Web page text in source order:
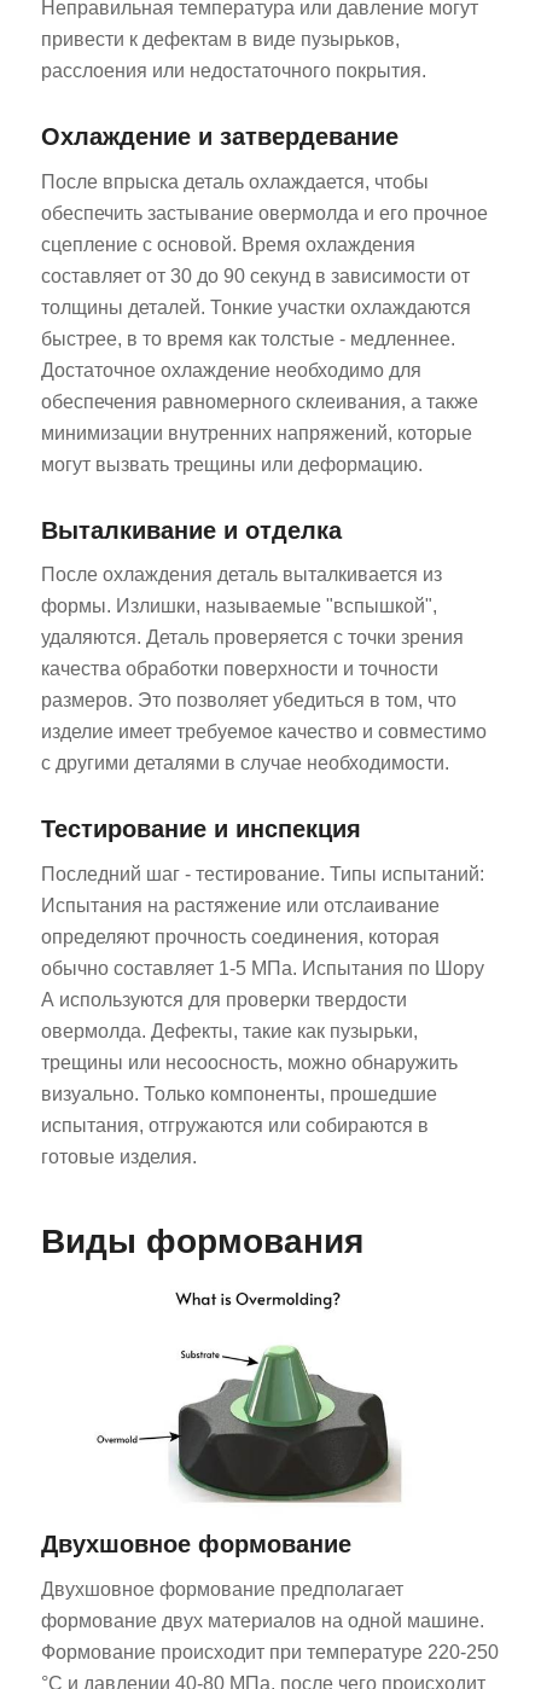
Неправильная температура или давление могут
привести к дефектам в виде пузырьков,
расслоения или недостаточного покрытия.
Охлаждение и затвердевание
После впрыска деталь охлаждается, чтобы
обеспечить застывание овермолда и его прочное
сцепление с основой. Время охлаждения
составляет от 30 до 90 секунд в зависимости от
толщины деталей. Тонкие участки охлаждаются
быстрее, в то время как толстые - медленнее.
Достаточное охлаждение необходимо для
обеспечения равномерного склеивания, а также
минимизации внутренних напряжений, которые
могут вызвать трещины или деформацию.
Выталкивание и отделка
После охлаждения деталь выталкивается из
формы. Излишки, называемые "вспышкой",
удаляются. Деталь проверяется с точки зрения
качества обработки поверхности и точности
размеров. Это позволяет убедиться в том, что
изделие имеет требуемое качество и совместимо
с другими деталями в случае необходимости.
Тестирование и инспекция
Последний шаг - тестирование. Типы испытаний:
Испытания на растяжение или отслаивание
определяют прочность соединения, которая
обычно составляет 1-5 МПа. Испытания по Шору
А используются для проверки твердости
овермолда. Дефекты, такие как пузырьки,
трещины или несоосность, можно обнаружить
визуально. Только компоненты, прошедшие
испытания, отгружаются или собираются в
готовые изделия.
Виды формования
Двухшовное формование
Двухшовное формование предполагает
формование двух материалов на одной машине.
Формование происходит при температуре 220-250
°C и давлении 40-80 МПа, после чего происходит